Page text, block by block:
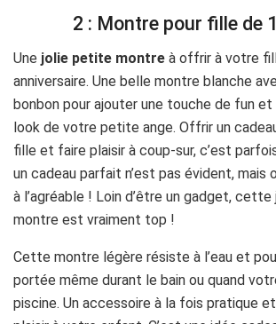
2 : Montre pour fille de
Une jolie petite montre à offrir à votre
anniversaire. Une belle montre blanche
bonbon pour ajouter une touche de fun
look de votre petite ange. Offrir un
fille et faire plaisir à coup-sur, c’est
un cadeau parfait n’est pas évident, mais
à l’agréable ! Loin d’être un gadget,
montre est vraiment top !
Cette montre légère résiste à l’eau et
portée même durant le bain ou quand
piscine. Un accessoire à la fois pratique